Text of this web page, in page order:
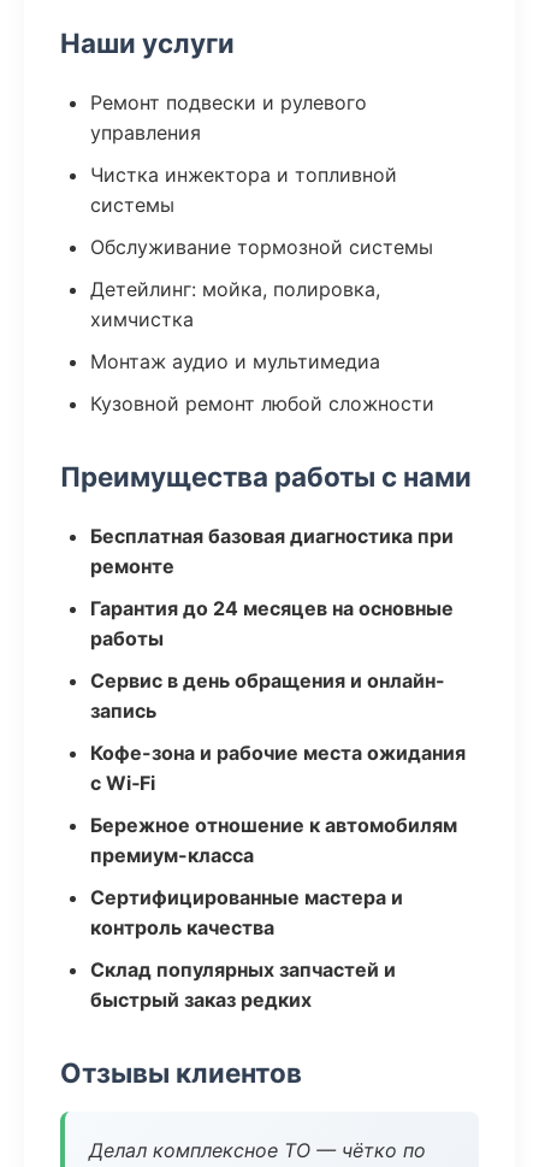
Наши услуги
Ремонт подвески и рулевого
управления
Чистка инжектора и топливной
системы
Обслуживание тормозной системы
Детейлинг: мойка, полировка,
химчистка
Монтаж аудио и мультимедиа
Кузовной ремонт любой сложности
Преимущества работы с нами
Бесплатная базовая диагностика при
ремонте
Гарантия до 24 месяцев на основные
работы
Сервис в день обращения и онлайн-
запись
Кофе-зона и рабочие места ожидания
с Wi‑Fi
Бережное отношение к автомобилям
премиум-класса
Сертифицированные мастера и
контроль качества
Склад популярных запчастей и
быстрый заказ редких
Отзывы клиентов
Делал комплексное ТО — чётко по